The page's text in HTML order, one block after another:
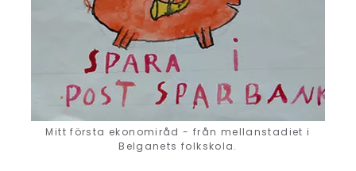
Mitt första ekonomiråd - från mellanstadiet i
Belganets folkskola.